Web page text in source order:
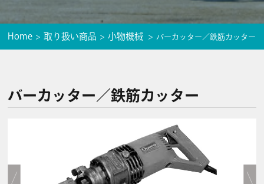
Home 取り扱い商品 小物機械 バーカッター／鉄筋カッター
バーカッター／鉄筋カッター